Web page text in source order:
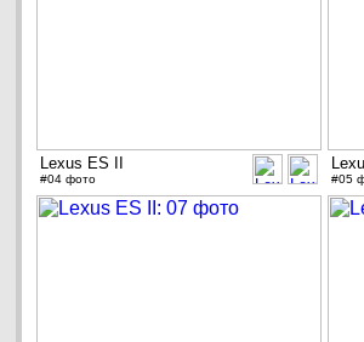
Lexus ES II
#04 фото #05